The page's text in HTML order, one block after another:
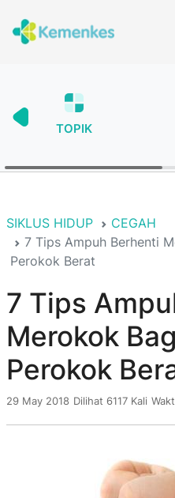
TOPIK
SIKLUS HIDUP
CEGAH
7 Tips Ampuh Berhenti
Perokok Berat
7 Tips
Merokok
Perokok
29 May 2018 Dilihat 6117 Kali